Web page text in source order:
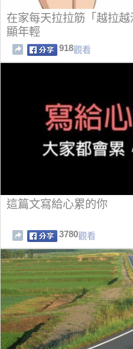
在家每天拉拉筋「越拉
顯年輕
918觀看
這篇文寫給心累的你
3780觀看